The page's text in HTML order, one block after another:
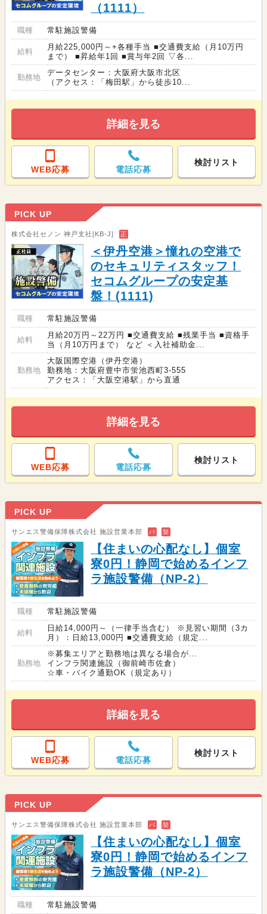
（1111）
職種 常駐施設警備
給料
月給225,000円～+各種手当 ■交通費支給（月10万円
まで） ■昇給年1回 ■賞与年2回 ▽各...
勤務地
データセンター：大阪府大阪市北区
（アクセス：「梅田駅」から徒歩10...
詳細を見る
WEB応募 電話応募
検討リスト
PICK UP
株式会社セノン 神戸支社[KB-J] 正
＜伊丹空港＞憧れの空港で
のセキュリティスタッフ！
セコムグループの安定基
盤！(1111)
職種 常駐施設警備
給料
月給20万円～22万円 ■交通費支給 ■残業手当 ■資格手
当（月10万円まで） など ＜入社補助金...
勤務地
大阪国際空港（伊丹空港）
勤務地：大阪府豊中市蛍池西町3-555
アクセス：「大阪空港駅」から直通
詳細を見る
WEB応募 電話応募
検討リスト
PICK UP
サンエス警備保障株式会社 施設営業本部 バ 契
【住まいの心配なし】個室
寮0円！静岡で始めるインフ
ラ施設警備（NP-2）
職種 常駐施設警備
給料
日給14,000円～（一律手当含む） ※見習い期間（3カ
月）：日給13,000円 ■交通費支給（規定...
勤務地
※募集エリアと勤務地は異なる場合が...
インフラ関連施設（御前崎市佐倉）
☆車・バイク通勤OK（規定あり）
詳細を見る
WEB応募 電話応募
検討リスト
PICK UP
サンエス警備保障株式会社 施設営業本部 バ 契
【住まいの心配なし】個室
寮0円！静岡で始めるインフ
ラ施設警備（NP-2）
職種 常駐施設警備